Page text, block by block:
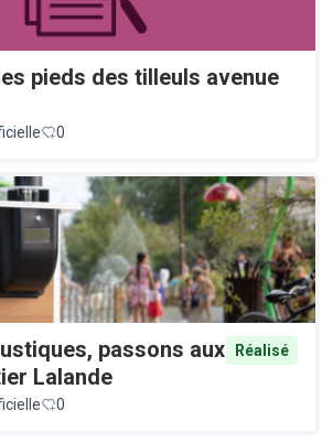
pieds des tilleuls avenue
0
passons aux
Lalande
Réalisé
0